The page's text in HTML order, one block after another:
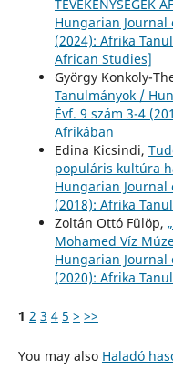
TEVÉKENYSÉGEK
Hungarian Journal
(2024): Afrika
African Studies]
György Konkoly-
Tanulmányok /
Évf. 9 szám 3-4
Afrikában
Edina Kicsindi,
populáris kultúra
Hungarian Journal
(2018): Afrika
Zoltán Ottó Fülöp,
Mohamed Víz
Hungarian Journal
(2020): Afrika
1 2 3 4 5 > >>
You may also Haladó